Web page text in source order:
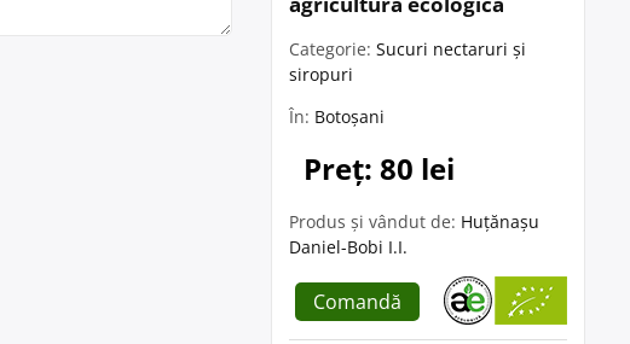
Categorie: Sucuri nectaruri și
siropuri
În: Botoșani
Preț: 80 lei
Produs și vândut de: Huțănașu
Daniel-Bobi I.I.
Comandă